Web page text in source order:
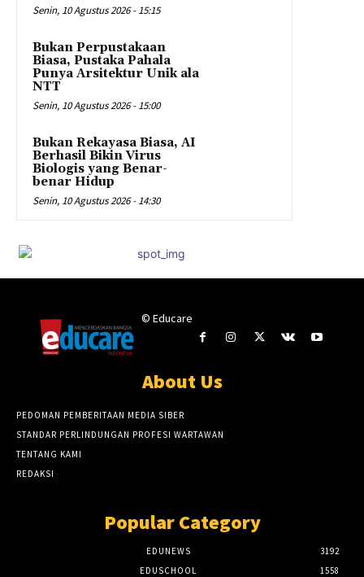
Senin, 10 Agustus 2026 - 15:15
Bukan Perpustakaan
Biasa, Pustaka Pahala
Punya Arsitektur Unik ala
NTT
Senin, 10 Agustus 2026 - 15:00
Bukan Rekayasa Biasa, AI
Berhasil Bikin Virus
Biologis yang Benar-
benar Hidup
Senin, 10 Agustus 2026 - 14:30
© Educare
About Us
PEDOMAN PEMBERITAAN MEDIA SIBER
STANDAR PERLINDUNGAN PROFESI WARTAWAN
TENTANG KAMI
REDAKSI
Popular Category
EDUNEWS
3192
EDUSCHOOL
1558